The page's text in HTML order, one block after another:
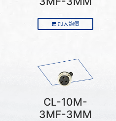
加入詢價
CL-10M-
3MF-3MM